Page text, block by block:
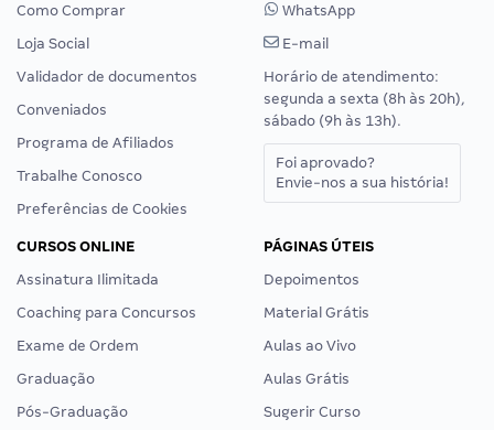
Como Comprar
Loja Social
Validador de documentos
Conveniados
Programa de Afiliados
Trabalhe Conosco
Preferências de Cookies
WhatsApp
E-mail
Horário de atendimento:
segunda a sexta (8h às 20h),
sábado (9h às 13h).
Foi aprovado?
Envie-nos a sua história!
CURSOS ONLINE
Assinatura Ilimitada
Coaching para Concursos
Exame de Ordem
Graduação
Pós-Graduação
PÁGINAS ÚTEIS
Depoimentos
Material Grátis
Aulas ao Vivo
Aulas Grátis
Sugerir Curso